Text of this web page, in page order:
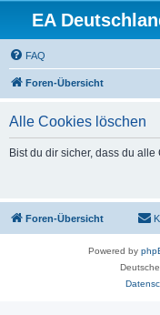
EA
FAQ
Foren-Übersicht
Alle Cookies löschen
Bist du dir sicher, dass du
Foren-Übersicht
Powered by